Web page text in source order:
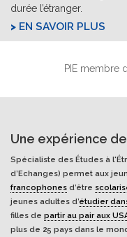
durée l’étranger.
EN SAVOIR PLUS
PIE membre
Une expérience
Spécialiste des Études à
d’Echanges) permet aux
francophones d’être
jeunes adultes d’étudier
filles de partir au pair aux
plus de 25 pays dans le